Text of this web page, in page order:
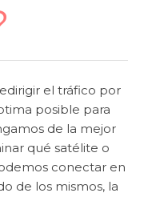
el tráfico por
posible para
de la mejor
qué satélite o
conectar en
de los mismos, la